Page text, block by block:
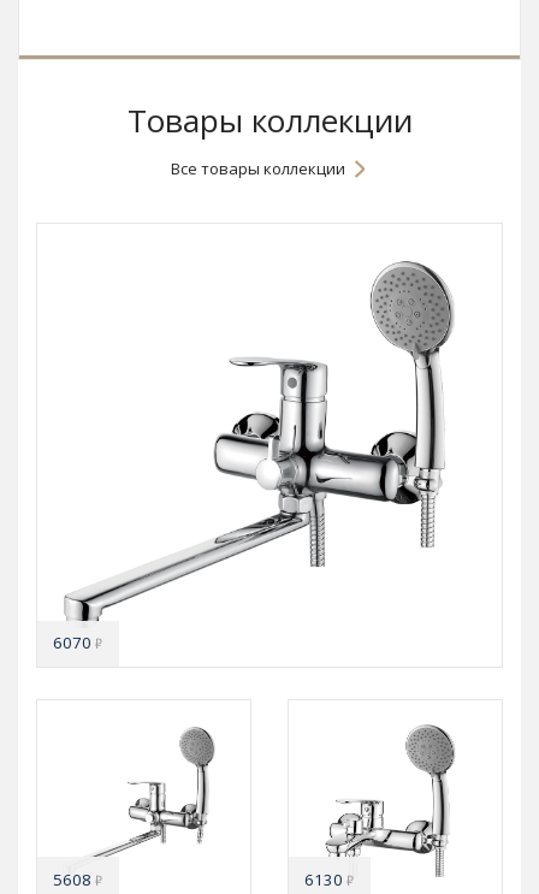
Товары коллекции
Все товары коллекции
6070₽
5608₽ 6130₽